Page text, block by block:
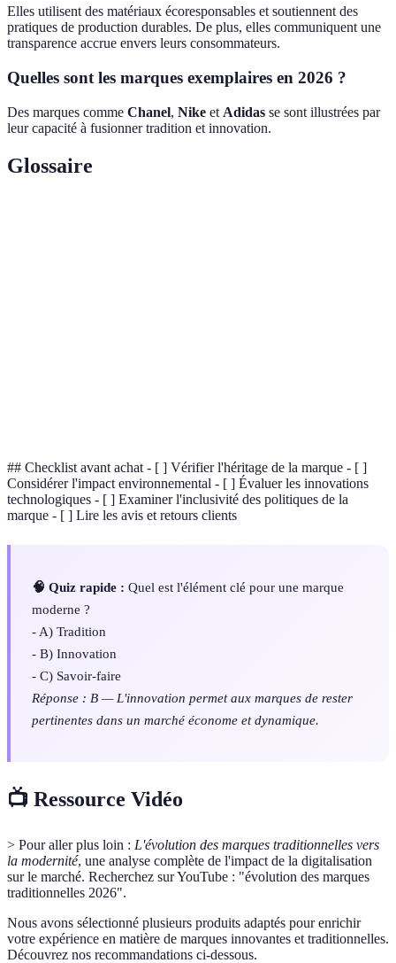
Elles utilisent des matériaux écoresponsables et soutiennent des
pratiques de production durables. De plus, elles communiquent une
transparence accrue envers leurs consommateurs.
Quelles sont les marques exemplaires en 2026 ?
Des marques comme Chanel, Nike et Adidas se sont illustrées par
leur capacité à fusionner tradition et innovation.
Glossaire
## Checklist avant achat - [ ] Vérifier l'héritage de la marque - [ ]
Considérer l'impact environnemental - [ ] Évaluer les innovations
technologiques - [ ] Examiner l'inclusivité des politiques de la
marque - [ ] Lire les avis et retours clients
🧠 Quiz rapide : Quel est l'élément clé pour une marque
moderne ?
- A) Tradition
- B) Innovation
- C) Savoir-faire
Réponse : B — L'innovation permet aux marques de rester
pertinentes dans un marché économe et dynamique.
📺 Ressource Vidéo
> Pour aller plus loin : L'évolution des marques traditionnelles vers
la modernité, une analyse complète de l'impact de la digitalisation
sur le marché. Recherchez sur YouTube : "évolution des marques
traditionnelles 2026".
Nous avons sélectionné plusieurs produits adaptés pour enrichir
votre expérience en matière de marques innovantes et traditionnelles.
Découvrez nos recommandations ci-dessous.